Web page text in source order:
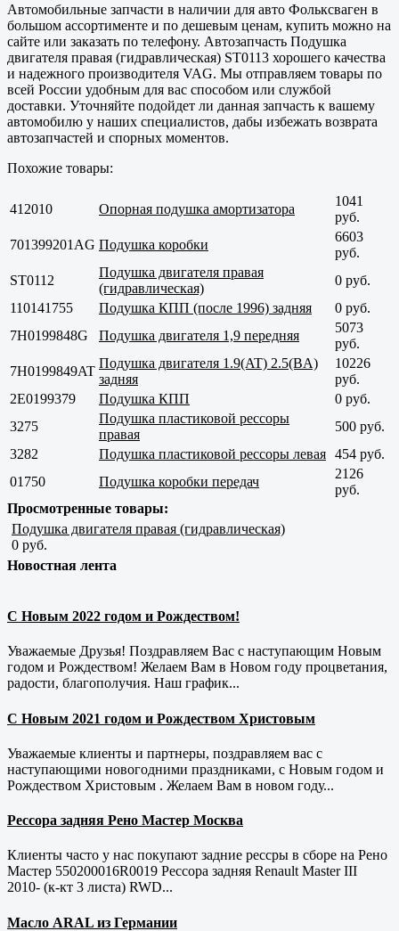
Автомобильные запчасти в наличии для авто Фольксваген в
большом ассортименте и по дешевым ценам, купить можно на
сайте или заказать по телефону. Автозапчасть Подушка
двигателя правая (гидравлическая) ST0113 хорошего качества
и надежного производителя VAG. Мы отправляем товары по
всей России удобным для вас способом или службой
доставки. Уточняйте подойдет ли данная запчасть к вашему
автомобилю у наших специалистов, дабы избежать возврата
автозапчастей и спорных моментов.
Похожие товары:
412010 Опорная подушка амортизатора
1041
руб.
701399201AG Подушка коробки
6603
руб.
ST0112
Подушка двигателя правая
(гидравлическая)
0 руб.
110141755
Подушка КПП (после 1996) задняя
0 руб.
7H0199848G
Подушка двигателя 1,9 передняя
5073
руб.
7H0199849AT
Подушка двигателя 1.9(AT) 2.5(BA)
задняя
10226
руб.
2E0199379
Подушка КПП
0 руб.
3275
Подушка пластиковой рессоры
правая
500 руб.
3282
Подушка пластиковой рессоры левая 454 руб.
01750
Подушка коробки передач
2126
руб.
Просмотренные товары:
Подушка двигателя правая (гидравлическая)
0 руб.
Новостная лента
С Новым 2022 годом и Рождеством!
Уважаемые Друзья! Поздравляем Вас с наступающим Новым
годом и Рождеством! Желаем Вам в Новом году процветания,
радости, благополучия. Наш график...
С Новым 2021 годом и Рождеством Христовым
Уважаемые клиенты и партнеры, поздравляем вас с
наступающими новогодними праздниками, с Новым годом и
Рождеством Христовым . Желаем Вам в новом году...
Рессора задняя Рено Мастер Москва
Клиенты часто у нас покупают задние рессры в сборе на Рено
Мастер 550200016R0019 Рессора задняя Renault Master III
2010- (к-кт 3 листа) RWD...
Масло ARAL из Германии